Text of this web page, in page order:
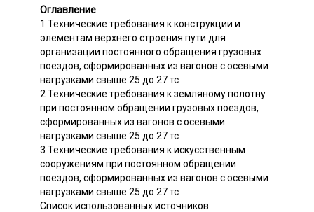
Оглавление
1 Технические требования к конструкции и
элементам верхнего строения пути для
организации постоянного обращения грузовых
поездов, сформированных из вагонов с осевыми
нагрузками свыше 25 до 27 тс
2 Технические требования к земляному полотну
при постоянном обращении грузовых поездов,
сформированных из вагонов с осевыми
нагрузками свыше 25 до 27 тс
3 Технические требования к искусственным
сооружениям при постоянном обращении
поездов, сформированных из вагонов с осевыми
нагрузками свыше 25 до 27 тс
Список использованных источников